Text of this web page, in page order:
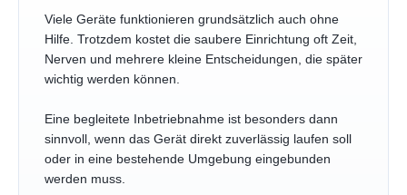
Viele Geräte funktionieren grundsätzlich auch ohne
Hilfe. Trotzdem kostet die saubere Einrichtung oft Zeit,
Nerven und mehrere kleine Entscheidungen, die später
wichtig werden können.
Eine begleitete Inbetriebnahme ist besonders dann
sinnvoll, wenn das Gerät direkt zuverlässig laufen soll
oder in eine bestehende Umgebung eingebunden
werden muss.